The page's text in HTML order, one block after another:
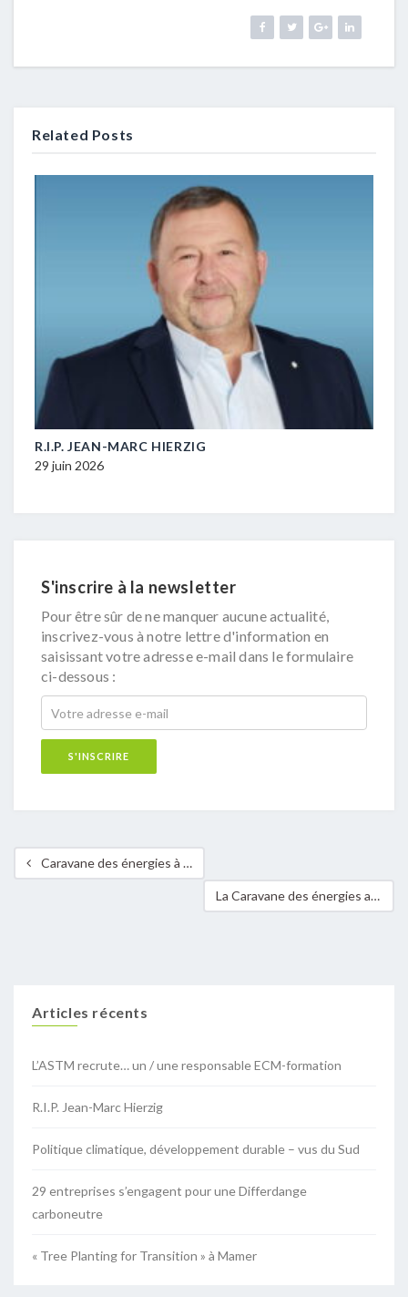
Related Posts
R.I.P. JEAN-MARC HIERZIG
29 juin 2026
S'inscrire à la newsletter
Pour être sûr de ne manquer aucune actualité,
inscrivez-vous à notre lettre d'information en
saisissant votre adresse e-mail dans le formulaire
ci-dessous :
Caravane des énergies à Betzdorf
La Caravane des énergies arrive au Luxembourg – première édition terminée avec succès à Strassen
Articles récents
L’ASTM recrute… un / une responsable ECM-formation
R.I.P. Jean-Marc Hierzig
Politique climatique, développement durable – vus du Sud
29 entreprises s’engagent pour une Differdange
carboneutre
« Tree Planting for Transition » à Mamer